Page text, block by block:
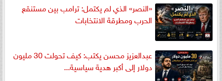
«النصر» الذي لم يكتمل: ترامب بين مستنقع
الحرب ومطرقة الانتخابات
عبدالعزيز محسن يكتب: كيف تحولت 30 مليون
دولار إلى أكبر هدية سياسية...